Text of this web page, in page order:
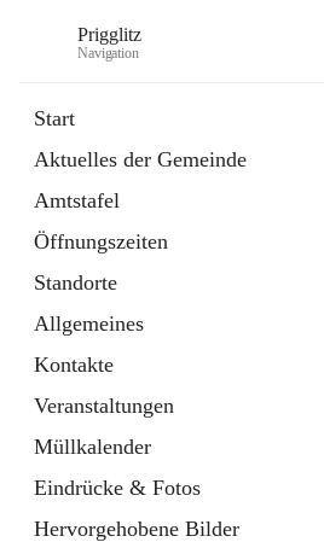
Prigglitz
Navigation
Start
Aktuelles der Gemeinde
Amtstafel
Öffnungszeiten
Standorte
Allgemeines
Kontakte
Veranstaltungen
Müllkalender
Eindrücke & Fotos
Hervorgehobene Bilder
Externe Webseite
in
Tab
Gemeindezeitung
Ordner
öffnet
in
neuem
Tab
Hauptadresse